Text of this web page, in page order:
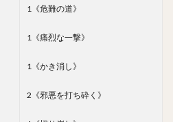
1《危難の道》
1《痛烈な一撃》
1《かき消し》
2《邪悪を打ち砕く》